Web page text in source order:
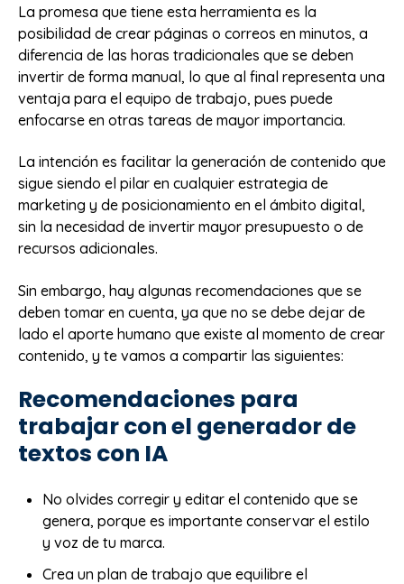
La promesa que tiene esta herramienta es la
posibilidad de crear páginas o correos en minutos, a
diferencia de las horas tradicionales que se deben
invertir de forma manual, lo que al final representa una
ventaja para el equipo de trabajo, pues puede
enfocarse en otras tareas de mayor importancia.
La intención es facilitar la generación de contenido que
sigue siendo el pilar en cualquier estrategia de
marketing y de posicionamiento en el ámbito digital,
sin la necesidad de invertir mayor presupuesto o de
recursos adicionales.
Sin embargo, hay algunas recomendaciones que se
deben tomar en cuenta, ya que no se debe dejar de
lado el aporte humano que existe al momento de crear
contenido, y te vamos a compartir las siguientes:
Recomendaciones para
trabajar con el generador de
textos con IA
No olvides corregir y editar el contenido que se
genera, porque es importante conservar el estilo
y voz de tu marca.
Crea un plan de trabajo que equilibre el